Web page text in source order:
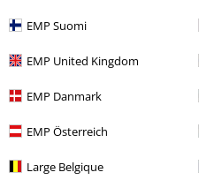
EMP Suomi
EMP United Kingdom
EMP Danmark
EMP Österreich
Large Belgique
Więcej kategorii. Więcej